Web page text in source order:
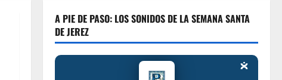
A PIE DE PASO: LOS SONIDOS DE LA SEMANA SANTA
DE JEREZ